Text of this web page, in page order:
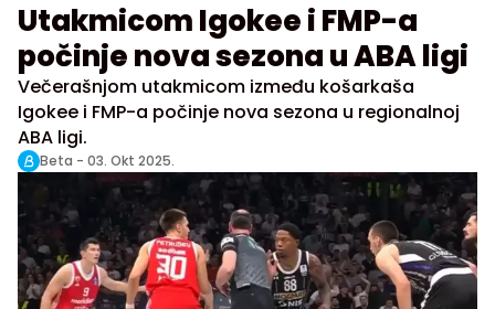
Utakmicom Igokee i FMP-a
počinje nova sezona u ABA ligi
Večerašnjom utakmicom između košarkaša
Igokee i FMP-a počinje nova sezona u regionalnoj
ABA ligi.
Beta - 03. Okt 2025.